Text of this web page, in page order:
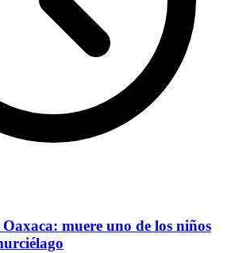
muere uno de los niños